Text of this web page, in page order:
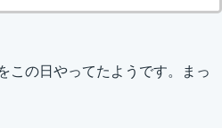
この日やってたようです。まっ